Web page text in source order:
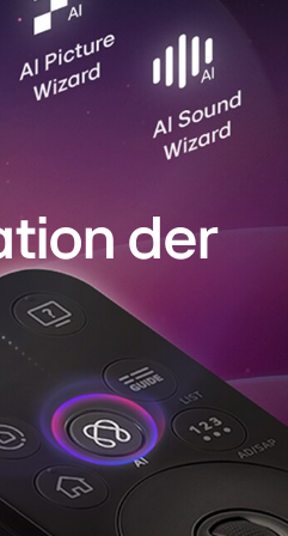
der
Die nächste
LG AI TVs
dein AI-
Fernbedienung mit
sich an dich
So kannst du
die